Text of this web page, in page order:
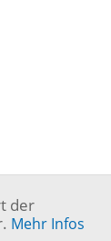
der
Mehr Infos